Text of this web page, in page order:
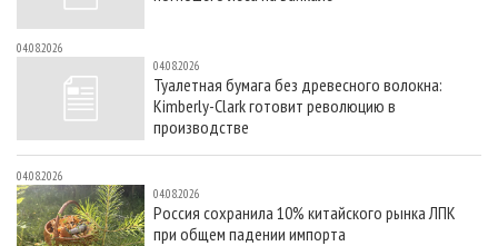
04.08.2026
04.08.2026
Туалетная бумага без древесного волокна:
Kimberly-Clark готовит революцию в
производстве
04.08.2026
04.08.2026
Россия сохранила 10% китайского рынка ЛПК
при общем падении импорта